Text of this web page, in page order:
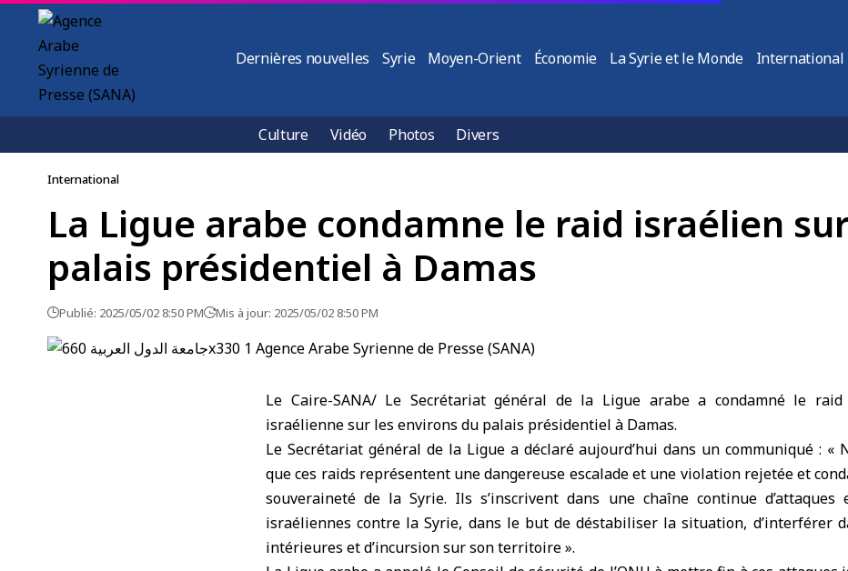
Dernières nouvelles Syrie Moyen-Orient Économie La Syrie et le Monde International
Culture Vidéo Photos Divers
International
La Ligue arabe condamne le raid israélien
palais présidentiel à Damas
Publié: 2025/05/02 8:50 PM Mis à jour: 2025/05/02 8:50 PM
Le Caire-SANA/ Le Secrétariat général de la Ligue arabe a condamné le raid
israélienne sur les environs du palais présidentiel à Damas.
Le Secrétariat général de la Ligue a déclaré aujourd’hui dans un communiqué : «
que ces raids représentent une dangereuse escalade et une violation rejetée et
souveraineté de la Syrie. Ils s’inscrivent dans une chaîne continue d’attaques
israéliennes contre la Syrie, dans le but de déstabiliser la situation, d’interférer
intérieures et d’incursion sur son territoire ».